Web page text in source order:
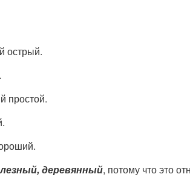
острый.
простой.
деревянный, потому что это